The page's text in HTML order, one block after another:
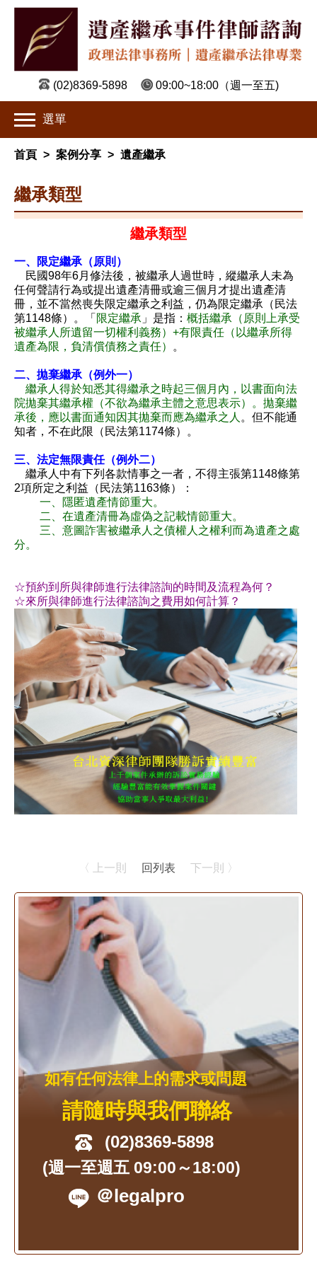
(02)8369-5898 09:00~18:00 （週一至五)
選單
首頁 > 案例分享 > 遺產繼承
繼承類型
繼承類型
一、限定繼承（原則）
民國98年6月修法後，被繼承人過世時，縱繼承人未為
任何聲請行為或提出遺產清冊或逾三個月才提出遺產清
冊，並不當然喪失限定繼承之利益，仍為限定繼承（民法
第1148條）。「 限定繼承 」是指： 概括繼承（原則上承受
被繼承人所遺留一切權利義務）+有限責任（以繼承所得
遺產為限，負清償債務之責任）
。
二、拋棄繼承（例外一）
繼承人得於知悉其得繼承之時起三個月內，以書面向法
院拋棄其繼承權（不欲為繼承主體之意思表示）。拋棄繼
承後，應以書面通知因其拋棄而應為繼承之人 。但不能通
知者，不在此限（民法第1174條）。
三、法定無限責任（例外二）
繼承人中有下列各款情事之一者，不得主張第1148條第
2項所定之利益（民法第1163條）：
一、隱匿遺產情節重大。
二、在遺產清冊為虛偽之記載情節重大。
三、意圖詐害被繼承人之債權人之權利而為遺產之處
分。
☆預約到所與律師進行法律諮詢的時間及流程為何？
☆來所與律師進行法律諮詢之費用如何計算？
〈 上一則 回列表 下一則 〉
如有任何法律上的需求或問題
請隨時與我們聯絡
(02)8369-5898
(週一至週五 09:00～18:00)
＠legalpro